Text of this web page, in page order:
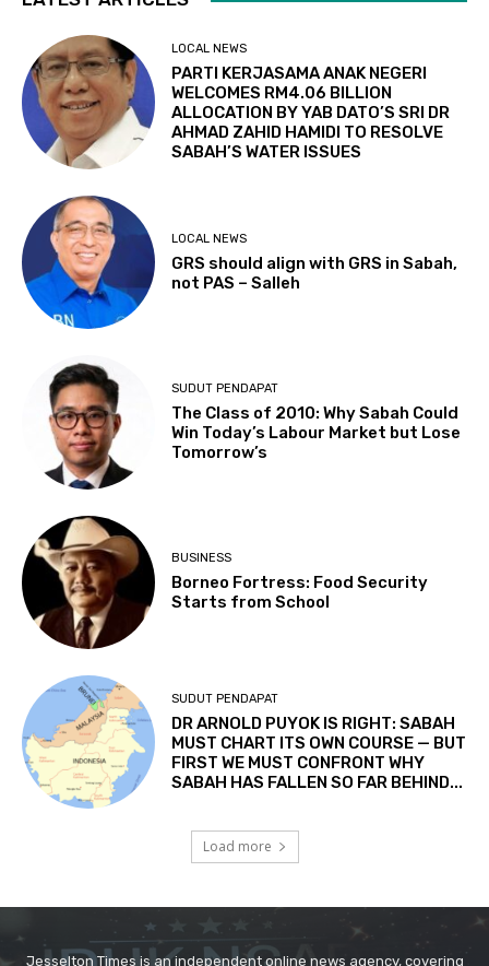
Jesselton Times is an independent online news agency, covering